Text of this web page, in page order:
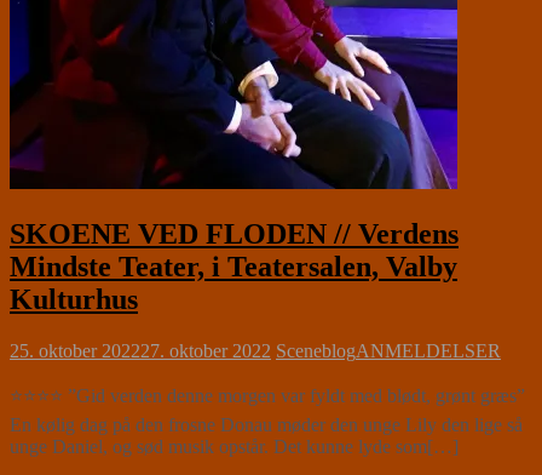
SKOENE VED FLODEN // Verdens
Mindste Teater, i Teatersalen, Valby
Kulturhus
25. oktober 202227. oktober 2022 SceneblogANMELDELSER
⭐⭐⭐⭐ ”Gid verden denne morgen var fyldt med blødt, grønt græs”
En kølig dag på den frosne Donau møder den unge Lily den lige så
unge Daniel, og sød musik opstår. Det kunne lyde som[…]